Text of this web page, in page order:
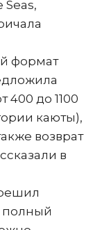
формат
400 до 1100
каюты),
возврат
в
полный